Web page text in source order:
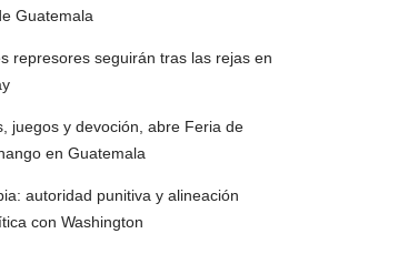
Guatemala
represores seguirán tras las rejas en
juegos y devoción, abre Feria de
en Guatemala
autoridad punitiva y alineación
con Washington